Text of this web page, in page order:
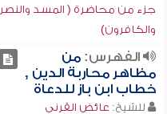
جزء من محاضرة ( المسد والنصر
والكافرون)
الفهرس:من
مظاهر محاربة الدين ,
خطاب ابن باز للدعاة
للشيخ: عائض القرني